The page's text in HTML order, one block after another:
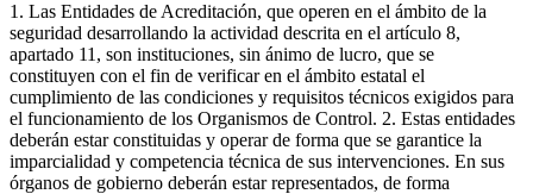
1. Las Entidades de Acreditación, que operen en el ámbito de la
seguridad desarrollando la actividad descrita en el artículo 8,
apartado 11, son instituciones, sin ánimo de lucro, que se
constituyen con el fin de verificar en el ámbito estatal el
cumplimiento de las condiciones y requisitos técnicos exigidos para
el funcionamiento de los Organismos de Control. 2. Estas entidades
deberán estar constituidas y operar de forma que se garantice la
imparcialidad y competencia técnica de sus intervenciones. En sus
órganos de gobierno deberán estar representados, de forma